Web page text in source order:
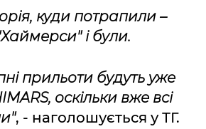
куди потрапили –
і були.
прильоти будуть уже
оскільки вже всі
, - наголошується у ТГ.